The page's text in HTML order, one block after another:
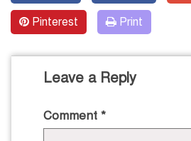
Pinterest Print
Leave a Reply
Comment *